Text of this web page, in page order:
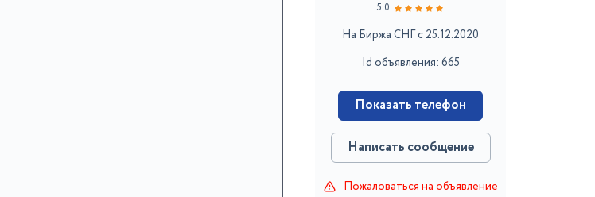
5.0
На Биржа СНГ с 25.12.2020
Id объявления: 665
Показать телефон
Написать сообщение
Пожаловаться на объявление